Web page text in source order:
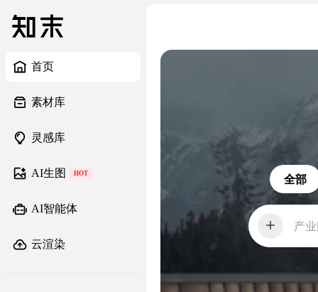
首页
素材库
灵感库
AI生图 HOT
AI智能体
云渲染
全部
产